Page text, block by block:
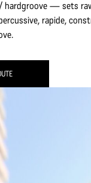
hardgroove — sets
rapide,